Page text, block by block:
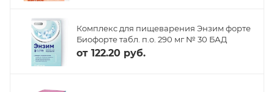
Комплекс для пищеварения Энзим форте
Биофорте табл. п.о. 290 мг № 30 БАД
от 122.20 руб.